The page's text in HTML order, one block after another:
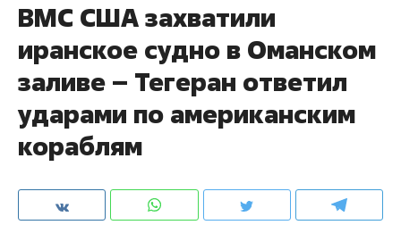
ВМС США захватили
иранское судно в Оманском
заливе – Тегеран ответил
ударами по американским
кораблям